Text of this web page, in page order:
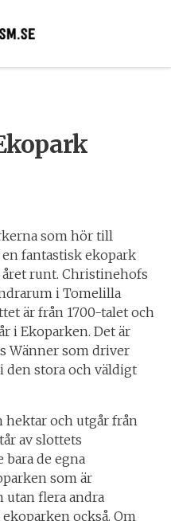
som hör till
fantastisk ekopark
runt. Christinehofs
i Tomelilla
är från 1700-talet och
i Ekoparken. Det är
Wänner som driver
den stora och väldigt
hektar och utgår från
av slottets
bara de egna
som är
flera andra
också. Om